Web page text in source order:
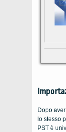
Dopo
lo stesso
PST è